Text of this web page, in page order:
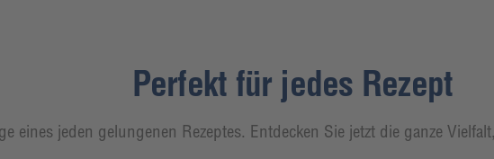
Perfekt für jedes Rezept
eines jeden gelungenen Rezeptes. Entdecken Sie jetzt die ganze